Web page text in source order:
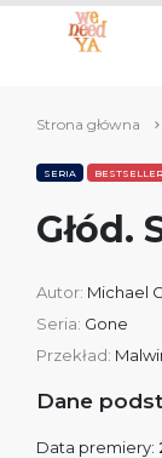
Strona główna
SERIA
Głód.
Autor: Michael
Seria: Gone
Przekład:
Dane
Data premiery: